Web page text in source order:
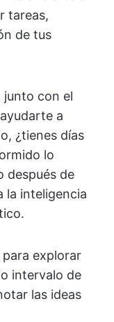
tareas,
de tus
junto con el
a
¿tienes días
lo
después de
la inteligencia
explorar
intervalo de
las ideas